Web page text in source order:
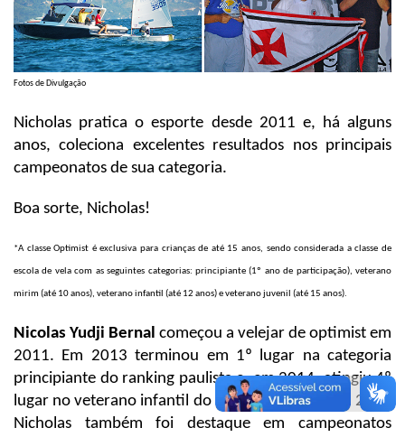
Fotos de Divulgação
Nicholas pratica o esporte desde 2011 e, há alguns
anos, coleciona excelentes resultados nos principais
campeonatos de sua categoria.
Boa sorte, Nicholas!
*A classe Optimist é exclusiva para crianças de até 15 anos, sendo considerada a classe de
escola de vela com as seguintes categorias: principiante (1º ano de participação), veterano
mirim (até 10 anos), veterano infantil (até 12 anos) e veterano juvenil (até 15 anos).
Nicolas Yudji Bernal começou a velejar de optimist em
2011. Em 2013 terminou em 1º lugar na categoria
principiante do ranking paulista e, em 2014, atingiu 4º
lugar no veterano infantil do mesmo ranking. Em 2015
Nicholas também foi destaque em campeonatos